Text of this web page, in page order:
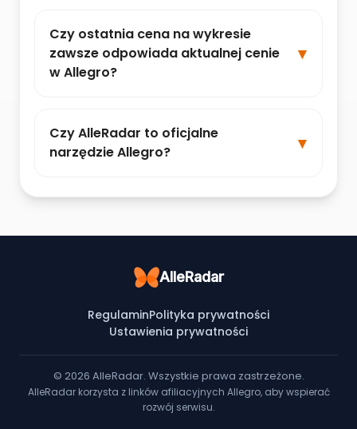
Czy ostatnia cena na wykresie
zawsze odpowiada aktualnej cenie
w Allegro?
Czy AlleRadar to oficjalne
narzędzie Allegro?
AlleRadar
RegulaminPolityka prywatności
Ustawienia prywatności
© 2026 AlleRadar. Wszystkie prawa zastrzeżone.
AlleRadar korzysta z linków afiliacyjnych Allegro, aby wspierać
rozwój serwisu.